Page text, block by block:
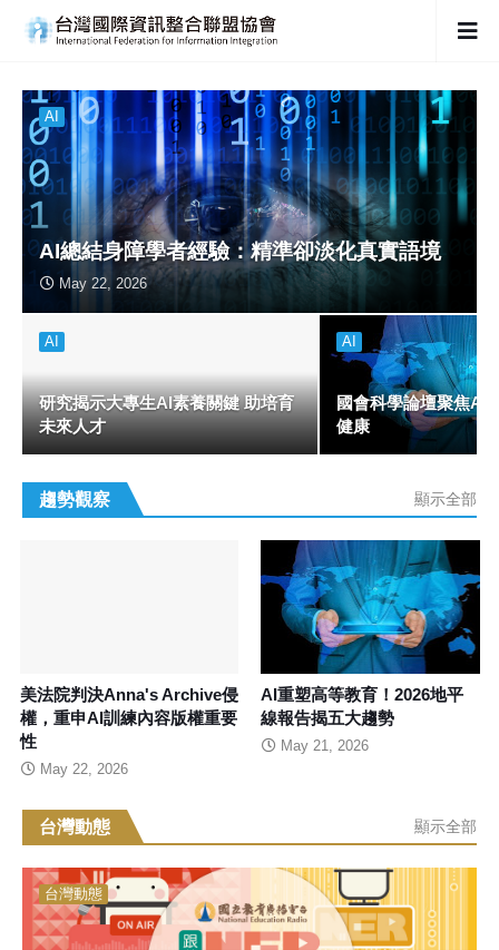
AI
AI總結身障學者經驗：精準卻淡化真實語境
May 22, 2026
AI
研究揭示大專生AI素養關鍵 助培育
未來人才
AI
國會科學論壇聚焦AI
健康
趨勢觀察 顯示全部
美法院判決Anna's Archive侵
權，重申AI訓練內容版權重要
性
May 22, 2026
AI重塑高等教育！2026地平
線報告揭五大趨勢
May 21, 2026
台灣動態 顯示全部
台灣動態